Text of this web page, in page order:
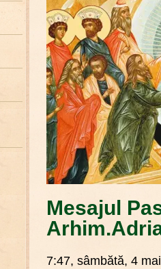
Mesajul
7:47, sâmbătă, 4